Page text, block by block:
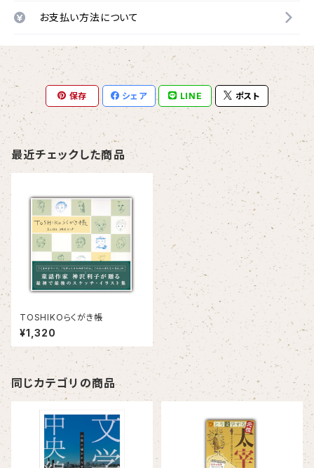
お支払い方法について
保存 シェア LINE ポスト
最近チェックした商品
TOSHIKOらくがき帳
¥1,320
同じカテゴリの商品